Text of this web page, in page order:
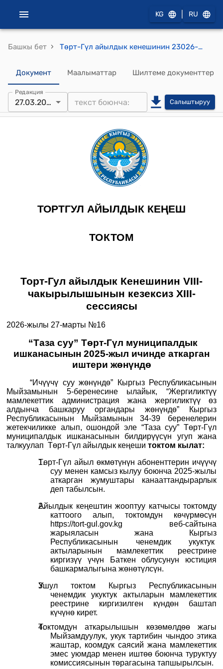
KG RU
Башкы бет › Төрт-Гүл айылдык кенешинин 23026-жылдын 27-мартындагы №16 “Таза суу” Төрт-Гүл муниципалдык ишканасынын 2025-жыл ичинде аткарган иштери жөнүндө" токтому
Документ Маалыматтар Шилтеме документтер
Редакция
27.03.2026 Салыштыруу